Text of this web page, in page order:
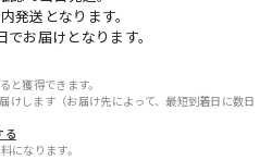
発送となります。
お届けとなります。
と獲得できます。
します（お届け先によって、最短到着日に数日
る
になります。